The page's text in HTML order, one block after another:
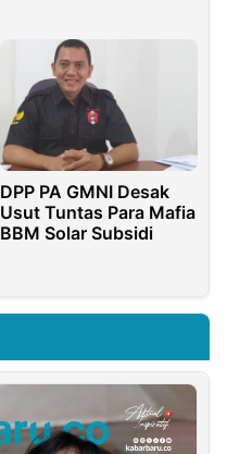
Mendalam di Tengah
Proses Perceraian
DPP PA GMNI Desak
Usut Tuntas Para Mafia
BBM Solar Subsidi